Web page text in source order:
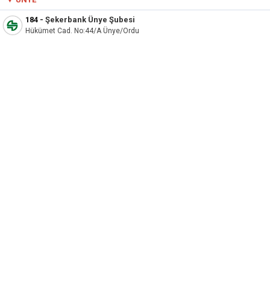
184 - Şekerbank Ünye Şubesi
Hükümet Cad. No:44/A Ünye/Ordu